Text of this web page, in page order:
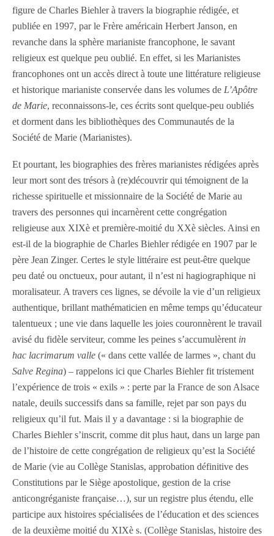
figure de Charles Biehler à travers la biographie rédigée, et
publiée en 1997, par le Frère américain Herbert Janson, en
revanche dans la sphère marianiste francophone, le savant
religieux est quelque peu oublié. En effet, si les Marianistes
francophones ont un accès direct à toute une littérature religieuse
et historique marianiste conservée dans les volumes de L’Apôtre
de Marie, reconnaissons-le, ces écrits sont quelque-peu oubliés
et dorment dans les bibliothèques des Communautés de la
Société de Marie (Marianistes).
Et pourtant, les biographies des frères marianistes rédigées après
leur mort sont des trésors à (re)découvrir qui témoignent de la
richesse spirituelle et missionnaire de la Société de Marie au
travers des personnes qui incarnèrent cette congrégation
religieuse aux XIXè et première-moitié du XXè siècles. Ainsi en
est-il de la biographie de Charles Biehler rédigée en 1907 par le
père Jean Zinger. Certes le style littéraire est peut-être quelque
peu daté ou onctueux, pour autant, il n’est ni hagiographique ni
moralisateur. A travers ces lignes, se dévoile la vie d’un religieux
authentique, brillant mathématicien en même temps qu’éducateur
talentueux ; une vie dans laquelle les joies couronnèrent le travail
avisé du fidèle serviteur, comme les peines s’accumulèrent in
hac lacrimarum valle (« dans cette vallée de larmes », chant du
Salve Regina) – rappelons ici que Charles Biehler fit tristement
l’expérience de trois « exils » : perte par la France de son Alsace
natale, deuils successifs dans sa famille, rejet par son pays du
religieux qu’il fut. Mais il y a davantage : si la biographie de
Charles Biehler s’inscrit, comme dit plus haut, dans un large pan
de l’histoire de cette congrégation de religieux qu’est la Société
de Marie (vie au Collège Stanislas, approbation définitive des
Constitutions par le Siège apostolique, gestion de la crise
anticongréganiste française…), sur un registre plus étendu, elle
participe aux histoires spécialisées de l’éducation et des sciences
de la deuxième moitié du XIXè s. (Collège Stanislas, histoire des